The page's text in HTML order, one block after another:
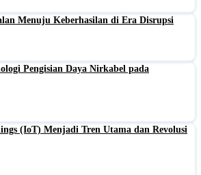
Menuju Keberhasilan di Era Disrupsi
Pengisian Daya Nirkabel pada
(IoT) Menjadi Tren Utama dan Revolusi